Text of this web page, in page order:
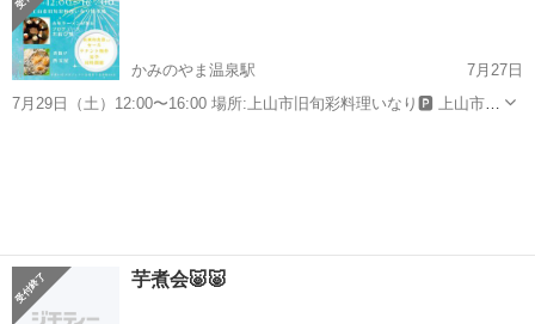
かみのやま温泉駅
7月27日
7月29日（土）12:00〜16:00 場所:上山市旧旬彩料理いなり🅿 上山市南
芋煮会🐷🐷